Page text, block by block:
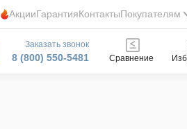
АкцииГарантияКонтактыПокупателям
Заказать звонок
8 (800) 550-5481 Сравнение